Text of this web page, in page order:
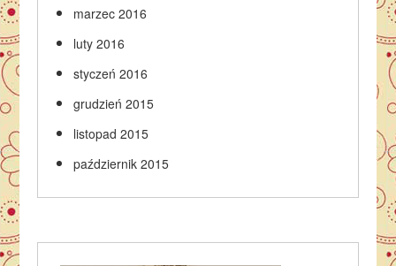
marzec 2016
luty 2016
styczeń 2016
grudzień 2015
listopad 2015
październik 2015